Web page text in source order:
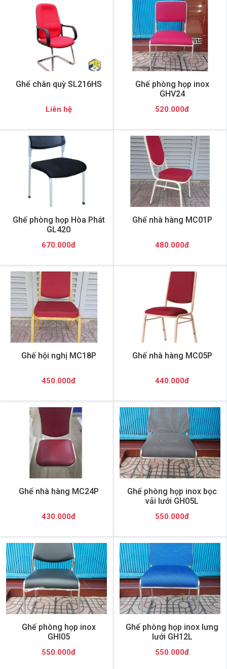
Ghế chân quỳ SL216HS
Liên hệ
Ghế phòng họp inox
GHV24
520.000đ
Ghế phòng họp Hòa Phát
GL420
670.000đ
Ghế nhà hàng MC01P
480.000đ
Ghế hội nghị MC18P
450.000đ
Ghế nhà hàng MC05P
440.000đ
Ghế nhà hàng MC24P
430.000đ
Ghế phòng họp inox bọc
vải lưới GH05L
550.000đ
Ghế phòng họp inox
GHI05
550.000đ
Ghế phòng họp inox lưng
lưới GH12L
550.000đ